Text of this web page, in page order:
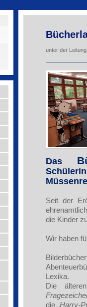
unter der
Das
Seit der
die Kinder
Wir haben
Lexika.
Die
die „Harry-